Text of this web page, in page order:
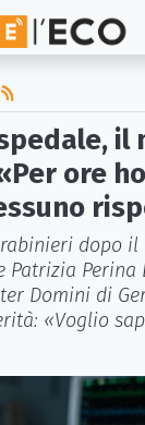
il
ore
dopo il
Patrizia Perina
Domini di
«Voglio